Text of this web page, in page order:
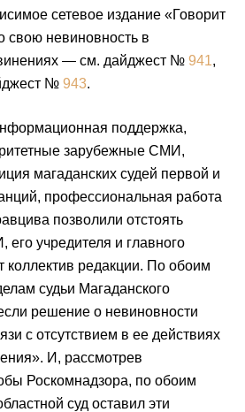
сетевое издание «Говорит
свою невиновность в
— см. дайджест № 941,
№ 943.
поддержка,
зарубежные СМИ,
магаданских судей первой и
профессиональная работа
позволили отстоять
учредителя и главного
коллектив редакции. По обоим
судьи Магаданского
решение о невиновности
с отсутствием в ее действиях
И, рассмотрев
Роскомнадзора, по обоим
суд оставил эти